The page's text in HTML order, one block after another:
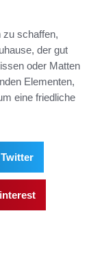
zu schaffen,
der gut
oder Matten
Elementen,
eine friedliche
Twitter